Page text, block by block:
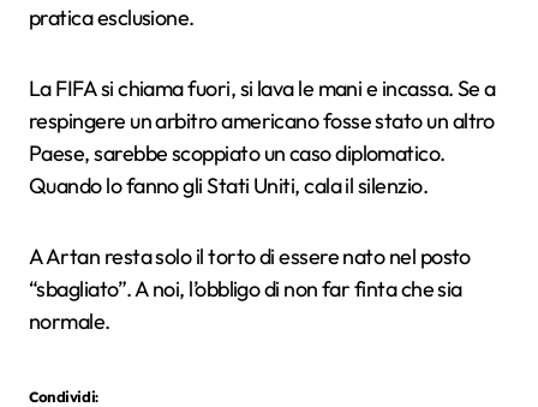
pratica esclusione.
La FIFA si chiama fuori, si lava le mani e incassa. Se a
respingere un arbitro americano fosse stato un altro
Paese, sarebbe scoppiato un caso diplomatico.
Quando lo fanno gli Stati Uniti, cala il silenzio.
A Artan resta solo il torto di essere nato nel posto
“sbagliato”. A noi, l’obbligo di non far finta che sia
normale.
Condividi: